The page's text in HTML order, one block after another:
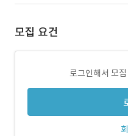
모집 요건
로그인해서 모